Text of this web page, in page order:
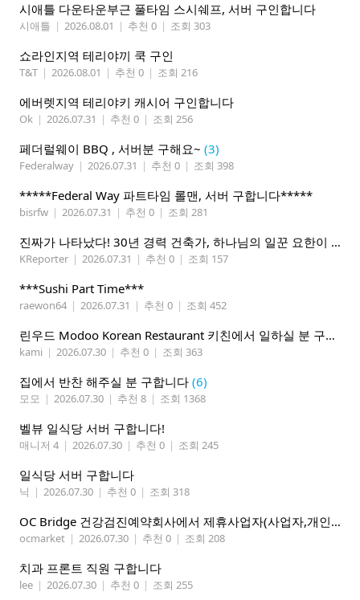
시애틀 다운타운부근 풀타임 스시쉐프, 서버 구인합니다
시애틀 | 2026.08.01 | 추천 0 | 조회 303
쇼라인지역 테리야끼 쿡 구인
T&T | 2026.08.01 | 추천 0 | 조회 216
에버렛지역 테리야키 캐시어 구인합니다
Ok | 2026.07.31 | 추천 0 | 조회 256
페더럴웨이 BBQ , 서버분 구해요~ (3)
Federalway | 2026.07.31 | 추천 0 | 조회 398
*****Federal Way 파트타임 롤맨, 서버 구합니다*****
bisrfw | 2026.07.31 | 추천 0 | 조회 281
진짜가 나타났다! 30년 경력 건축가, 하나님의 일꾼 요한이 책임 시공합니다.
KReporter | 2026.07.31 | 추천 0 | 조회 157
***Sushi Part Time***
raewon64 | 2026.07.31 | 추천 0 | 조회 452
린우드 Modoo Korean Restaurant 키친에서 일하실 분 구합니다
kami | 2026.07.30 | 추천 0 | 조회 363
집에서 반찬 해주실 분 구합니다 (6)
모모 | 2026.07.30 | 추천 8 | 조회 1368
벨뷰 일식당 서버 구합니다!
매니저 4 | 2026.07.30 | 추천 0 | 조회 245
일식당 서버 구합니다
닉 | 2026.07.30 | 추천 0 | 조회 318
OC Bridge 건강검진예약회사에서 제휴사업자(사업자,개인)모집 (재택근무)
ocmarket | 2026.07.30 | 추천 0 | 조회 208
치과 프론트 직원 구합니다
lee | 2026.07.30 | 추천 0 | 조회 255